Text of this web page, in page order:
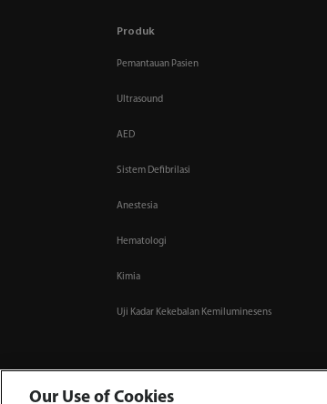
Produk
Pemantauan Pasien
Ultrasound
AED
Sistem Defibrilasi
Anestesia
Hematologi
Kimia
Uji Kadar Kekebalan Kemiluminesens
Our Use of Cookies